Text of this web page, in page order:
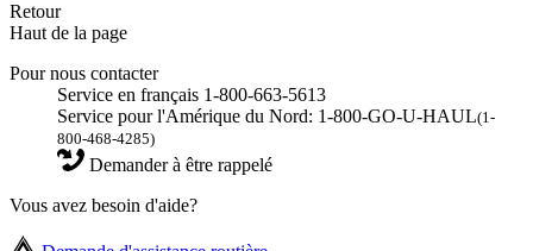
Retour
Haut de la page
Pour nous contacter
Service en français 1-800-663-5613
Service pour l'Amérique du Nord: 1-800-GO-U-HAUL(1-
800-468-4285)
Demander à être rappelé
Vous avez besoin d'aide?